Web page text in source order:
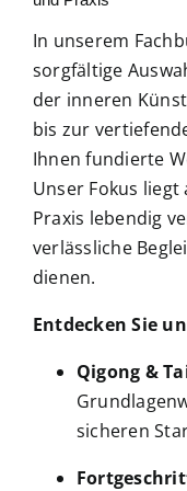
Fachbücher
Poster, Karten,
Sonstiges
Abo
In unserem
sorgfältige
der inneren
bis zur
Ihnen fundierte
Unser Fokus
Praxis lebendig
verlässliche
dienen.
Entdecken Sie
Qigong &
sicheren